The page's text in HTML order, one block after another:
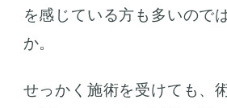
を感じている方も多いので
か。
せっかく施術を受けても、